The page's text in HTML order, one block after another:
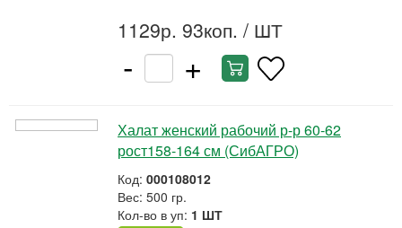
1129р. 93коп. / ШТ
- +
Халат женский рабочий р-р 60-62
рост158-164 см (СибАГРО)
Код: 000108012
Вес: 500 гр.
Кол-во в уп: 1 ШТ